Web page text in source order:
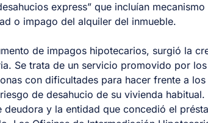
express” que incluían
o impago del alquiler del inmueble.
de impagos hipotecarios, surgió la
Se trata de un servicio promovido por
con dificultades para hacer frente a
de desahucio de su vivienda
deudora y la entidad que concedió el